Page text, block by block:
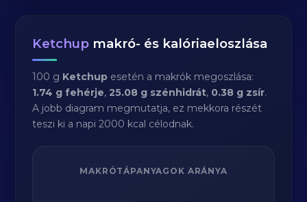
Ketchup makró- és kalóriaeloszlása
100 g Ketchup esetén a makrók megoszlása:
1.74 g fehérje,25.08 g szénhidrát, 0.38 g zsír.
A jobb diagram megmutatja, ez mekkora részét
teszi ki a napi 2000 kcal célodnak.
MAKRÓTÁPANYAGOK ARÁNYA